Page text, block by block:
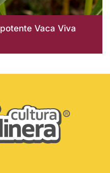
Vaca Viva